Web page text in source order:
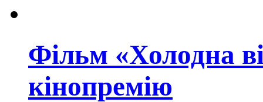
Фільм «Холодна
кінопремію